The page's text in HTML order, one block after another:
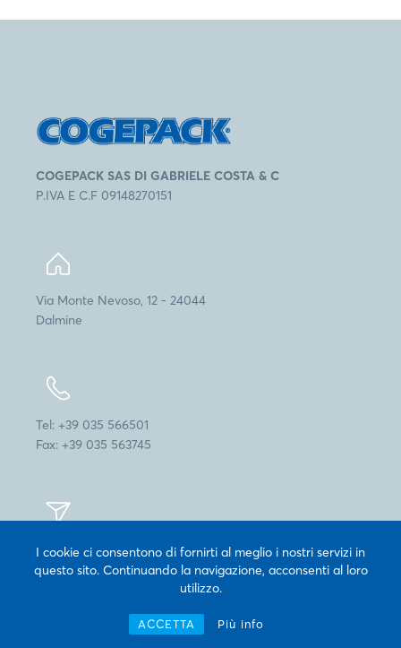
I cookie ci consentono di fornirti al meglio i nostri servizi in
questo sito. Continuando la navigazione, acconsenti al loro
utilizzo.
ACCETTA Più info
COGEPACK SAS DI GABRIELE COSTA & C
P.IVA E C.F 09148270151
Via Monte Nevoso, 12 - 24044
Dalmine
Tel: +39 035 566501
Fax: +39 035 563745
info@cogepack.it